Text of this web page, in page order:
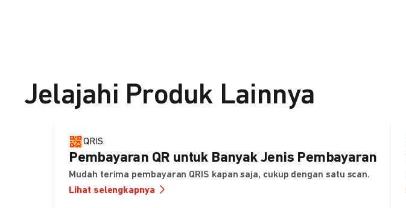
Jelajahi Produk Lainnya
QRIS
Pembayaran QR untuk Banyak Jenis Pembayaran
Mudah terima pembayaran QRIS kapan saja, cukup dengan satu scan.
Lihat selengkapnya